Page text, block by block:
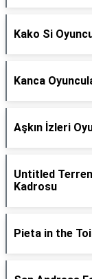
Kako Si
Kanca
Aşkın İzleri
Untitled
Kadrosu
Pieta in the